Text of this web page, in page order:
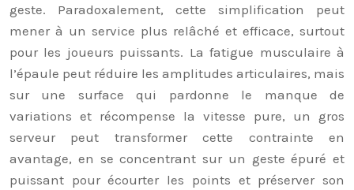
geste. Paradoxalement, cette simplification peut
mener à un service plus relâché et efficace, surtout
pour les joueurs puissants. La fatigue musculaire à
l’épaule peut réduire les amplitudes articulaires, mais
sur une surface qui pardonne le manque de
variations et récompense la vitesse pure, un gros
serveur peut transformer cette contrainte en
avantage, en se concentrant sur un geste épuré et
puissant pour écourter les points et préserver son